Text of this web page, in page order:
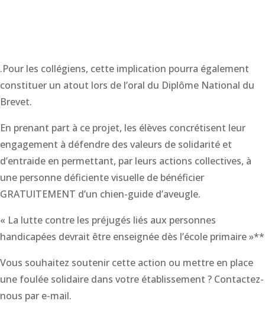
.Pour les collégiens, cette implication pourra également
constituer un atout lors de l’oral du Diplôme National du
Brevet.
En prenant part à ce projet, les élèves concrétisent leur
engagement à défendre des valeurs de solidarité et
d’entraide en permettant, par leurs actions collectives, à
une personne déficiente visuelle de bénéficier
GRATUITEMENT d’un chien-guide d’aveugle.
« La lutte contre les préjugés liés aux personnes
handicapées devrait être enseignée dès l’école primaire »**
Vous souhaitez soutenir cette action ou mettre en place
une foulée solidaire dans votre établissement ? Contactez-
nous par e-mail.